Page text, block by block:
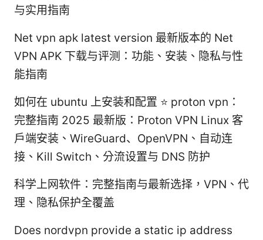
与实用指南
Net vpn apk latest version 最新版本的 Net
VPN APK 下载与评测：功能、安装、隐私与性
能指南
如何在 ubuntu 上安装和配置 ⭐ proton vpn：
完整指南 2025 最新版：Proton VPN Linux 客
户端安装、WireGuard、OpenVPN、自动连
接、Kill Switch、分流设置与 DNS 防护
科学上网软件：完整指南与最新选择，VPN、代
理、隐私保护全覆盖
Does nordvpn provide a static ip address